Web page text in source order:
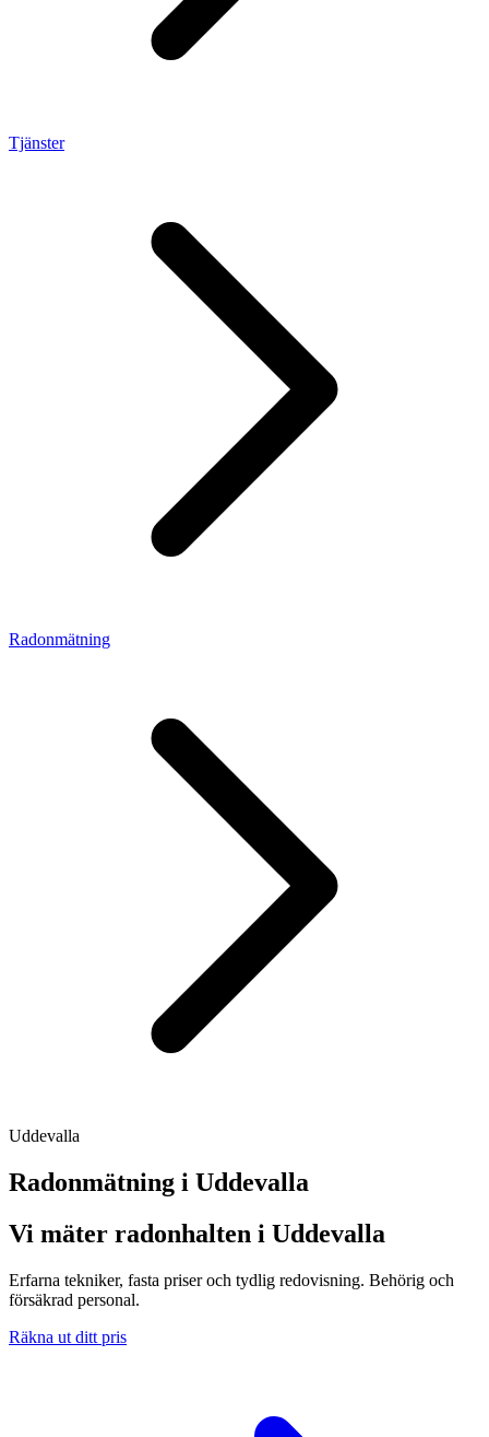
Tjänster
Radonmätning
Uddevalla
Radonmätning i Uddevalla
Vi mäter radonhalten i Uddevalla
Erfarna tekniker, fasta priser och tydlig redovisning. Behörig och
försäkrad personal.
Räkna ut ditt pris